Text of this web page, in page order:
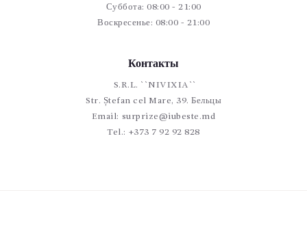
Суббота: 08:00 - 21:00
Воскресенье: 08:00 - 21:00
Контакты
S.R.L. ``NIVIXIA``
Str. Ștefan cel Mare, 39. Бельцы
Email: surprize@iubeste.md
Tel.: +373 7 92 92 828